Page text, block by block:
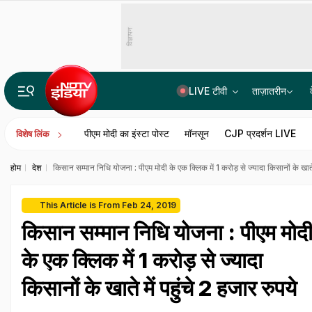
विज्ञापन
LIVE टीवी ताज़ातरीन
विशेष लिंक पीएम मोदी का इंस्टा पोस्ट मॉनसून CJP प्रदर्शन LIVE
होम देश किसान सम्मान निधि योजना : पीएम मोदी के एक क्लिक में 1 करोड़ से ज्यादा किसानों के
This Article is From Feb 24, 2019
किसान सम्मान निधि योजना : पीएम मोदी
के एक क्लिक में 1 करोड़ से ज्यादा
किसानों के खाते में पहुंचे 2 हजार रुपये